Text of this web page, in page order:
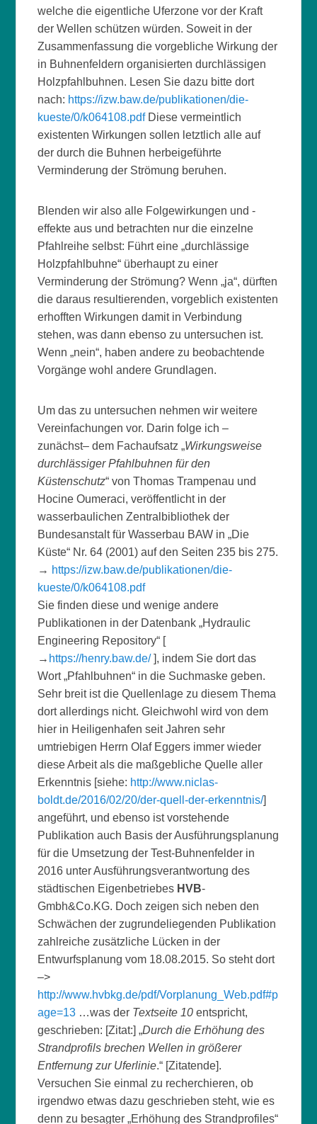
welche die eigentliche Uferzone vor der Kraft
der Wellen schützen würden. Soweit in der
Zusammenfassung die vorgebliche Wirkung der
in Buhnenfeldern organisierten durchlässigen
Holzpfahlbuhnen. Lesen Sie dazu bitte dort
nach: https://izw.baw.de/publikationen/die-
kueste/0/k064108.pdfDiese vermeintlich
existenten Wirkungen sollen letztlich alle auf
der durch die Buhnen herbeigeführte
Verminderung der Strömung beruhen.
Blenden wir also alle Folgewirkungen und -
effekte aus und betrachten nur die einzelne
Pfahlreihe selbst: Führt eine „durchlässige
Holzpfahlbuhne“ überhaupt zu einer
Verminderung der Strömung? Wenn „ja“, dürften
die daraus resultierenden, vorgeblich existenten
erhofften Wirkungen damit in Verbindung
stehen, was dann ebenso zu untersuchen ist.
Wenn „nein“, haben andere zu beobachtende
Vorgänge wohl andere Grundlagen.
Um das zu untersuchen nehmen wir weitere
Vereinfachungen vor. Darin folge ich –
zunächst– dem Fachaufsatz „Wirkungsweise
durchlässiger Pfahlbuhnen für den
Küstenschutz“ von Thomas Trampenau und
Hocine Oumeraci, veröffentlicht in der
wasserbaulichen Zentralbibliothek der
Bundesanstalt für Wasserbau BAW in „Die
Küste“ Nr. 64 (2001) auf den Seiten 235 bis 275.
→ https://izw.baw.de/publikationen/die-
kueste/0/k064108.pdf
Sie finden diese und wenige andere
Publikationen in der Datenbank „Hydraulic
Engineering Repository“ [
→ https://henry.baw.de/], indem Sie dort das
Wort „Pfahlbuhnen“ in die Suchmaske geben.
Sehr breit ist die Quellenlage zu diesem Thema
dort allerdings nicht. Gleichwohl wird von dem
hier in Heiligenhafen seit Jahren sehr
umtriebigen Herrn Olaf Eggers immer wieder
diese Arbeit als die maßgebliche Quelle aller
Erkenntnis [siehe: http://www.niclas-
boldt.de/2016/02/20/der-quell-der-erkenntnis/]
angeführt, und ebenso ist vorstehende
Publikation auch Basis der Ausführungsplanung
für die Umsetzung der Test-Buhnenfelder in
2016 unter Ausführungsverantwortung des
städtischen Eigenbetriebes HVB-
Gmbh&Co.KG. Doch zeigen sich neben den
Schwächen der zugrundeliegenden Publikation
zahlreiche zusätzliche Lücken in der
Entwurfsplanung vom 18.08.2015. So steht dort
–>
http://www.hvbkg.de/pdf/Vorplanung_Web.pdf#p
age=13 …was der Textseite 10 entspricht,
geschrieben: [Zitat:] „Durch die Erhöhung des
Strandprofils brechen Wellen in größerer
Entfernung zur Uferlinie.“ [Zitatende].
Versuchen Sie einmal zu recherchieren, ob
irgendwo etwas dazu geschrieben steht, wie es
denn zu besagter „Erhöhung des Strandprofiles“